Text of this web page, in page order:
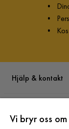
•
•
•
Hjälp & kontakt
Vi bryr oss